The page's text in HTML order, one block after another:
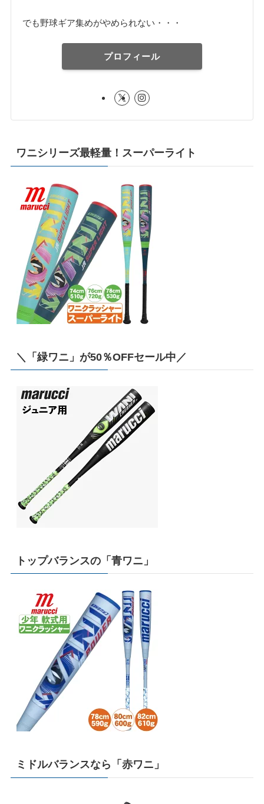
でも野球ギア集めがやめられない・・・
プロフィール
ワニシリーズ最軽量！スーパーライト
＼「緑ワニ」が50％OFFセール中／
トップバランスの「青ワニ」
ミドルバランスなら「赤ワニ」